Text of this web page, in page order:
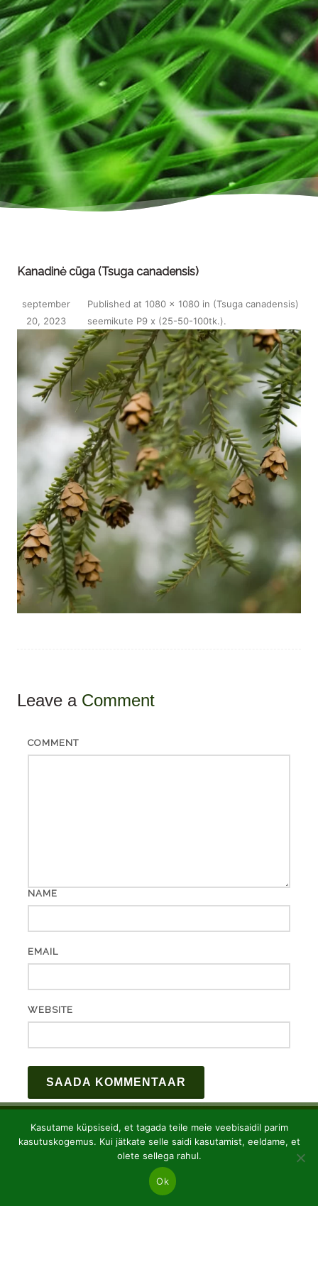
Kanadinė cūga (Tsuga canadensis)
Published
september
20, 2023
at 1080 × 1080 in (Tsuga canadensis)
seemikute P9 x (25-50-100tk.).
Leave a Comment
COMMENT
NAME
EMAIL
WEBSITE
Kasutame küpsiseid, et tagada teile meie veebisaidil parim
kasutuskogemus. Kui jätkate selle saidi kasutamist, eeldame, et
olete sellega rahul.
Ok